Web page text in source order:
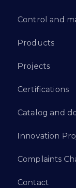
Control and
Products
Projects
Certifications
Catalog and
Innovation
Complaints
Contact